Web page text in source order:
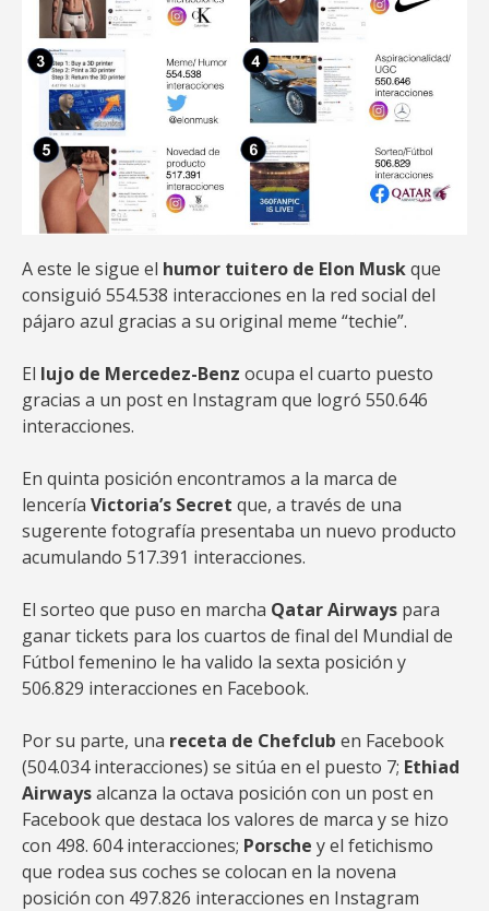
A este le sigue el humor tuitero de Elon Muskque
consiguió 554.538 interacciones en la red social del
pájaro azul gracias a su original meme “techie”.
El lujo de Mercedez-Benz ocupa el cuarto puesto
gracias a un post en Instagram que logró 550.646
interacciones.
En quinta posición encontramos a la marca de
lencería Victoria’s Secret que, a través de una
sugerente fotografía presentaba un nuevo producto
acumulando 517.391 interacciones.
El sorteo que puso en marcha Qatar Airways para
ganar tickets para los cuartos de final del Mundial de
Fútbol femenino le ha valido la sexta posición y
506.829 interacciones en Facebook.
Por su parte, una receta de Chefclub en Facebook
(504.034 interacciones) se sitúa en el puesto 7; Ethiad
Airwaysalcanza la octava posición con un post en
Facebook que destaca los valores de marca y se hizo
con 498. 604 interacciones; Porsche y el fetichismo
que rodea sus coches se colocan en la novena
posición con 497.826 interacciones en Instagram